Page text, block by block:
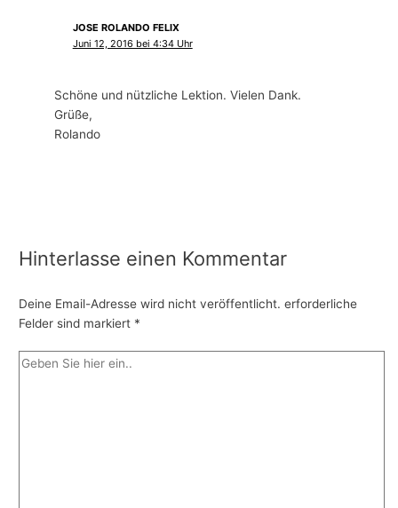
JOSE ROLANDO FELIX
Juni 12, 2016 bei 4:34 Uhr
Schöne und nützliche Lektion. Vielen Dank.
Grüße,
Rolando
Hinterlasse einen Kommentar
Deine Email-Adresse wird nicht veröffentlicht. erforderliche
Felder sind markiert *